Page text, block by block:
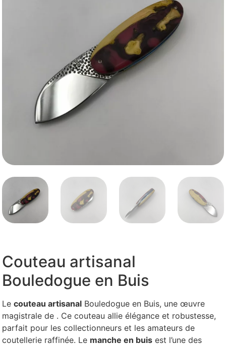
Couteau artisanal
Bouledogue en Buis
Lecouteau artisanal Bouledogue en Buis, une œuvre
magistrale de . Ce couteau allie élégance et robustesse,
parfait pour les collectionneurs et les amateurs de
coutellerie raffinée. Le manche en buis est l’une des